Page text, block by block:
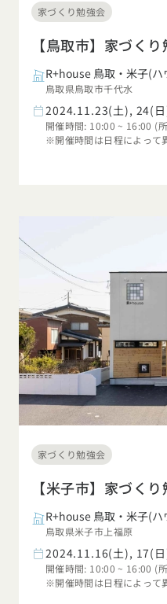
家づくり勉強会
【鳥取市】家づく
R+house 鳥取・米子(
鳥取県鳥取市千代水
2024.11.23(土), 24(
開催時間: 10:00 ~ 16:00 (
※開催時間は日程によって
家づくり勉強会
【米子市】家づく
R+house 鳥取・米子(
鳥取県米子市上福原
2024.11.16(土), 17(
開催時間: 10:00 ~ 16:00 (
※開催時間は日程によって